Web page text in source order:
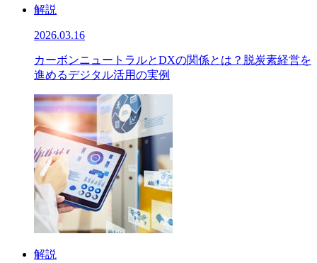
解説
2026.03.16
カーボンニュートラルとDXの関係とは？脱炭素経営を
進めるデジタル活用の実例
解説